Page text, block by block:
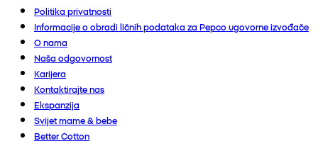
Politika privatnosti
Informacije o obradi ličnih podataka za Pepco ugovorne izvođače
O nama
Naša odgovornost
Karijera
Kontaktirajte nas
Ekspanzija
Svijet mame & bebe
Better Cotton